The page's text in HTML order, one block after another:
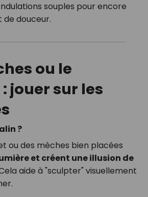
souples pour encore
douceur.
ou le
jouer sur les
?
ou des mèches bien placées
et créent une illusion de
aide à "sculpter" visuellement